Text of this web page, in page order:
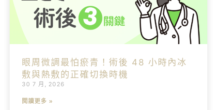
眼周微調最怕瘀青！術後 48 小時內冰
敷與熱敷的正確切換時機
30 7 月, 2026
閱讀更多 »